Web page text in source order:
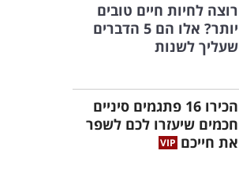
רוצה לחיות חיים טובים
יותר? אלו הם 5 הדברים
שעליך לשנות
הכירו 16 פתגמים סיניים
חכמים שיעזרו לכם לשפר
את חייכם